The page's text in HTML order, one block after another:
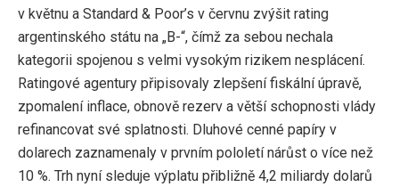
v květnu a Standard & Poor’s v červnu zvýšit rating
argentinského státu na „B-“, čímž za sebou nechala
kategorii spojenou s velmi vysokým rizikem nesplácení.
Ratingové agentury připisovaly zlepšení fiskální úpravě,
zpomalení inflace, obnově rezerv a větší schopnosti vlády
refinancovat své splatnosti. Dluhové cenné papíry v
dolarech zaznamenaly v prvním pololetí nárůst o více než
10 %. Trh nyní sleduje výplatu přibližně 4,2 miliardy dolarů